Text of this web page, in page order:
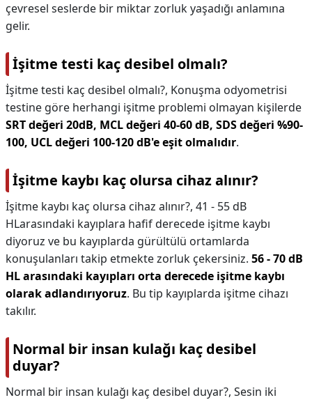
çevresel seslerde bir miktar zorluk yaşadığı anlamına
gelir.
İşitme testi kaç desibel olmalı?
İşitme testi kaç desibel olmalı?, Konuşma odyometrisi
testine göre herhangi işitme problemi olmayan kişilerde
SRT değeri 20dB, MCL değeri 40-60 dB, SDS değeri %90-
100, UCL değeri 100-120 dB'e eşit olmalıdır.
İşitme kaybı kaç olursa cihaz alınır?
İşitme kaybı kaç olursa cihaz alınır?, 41 - 55 dB
HLarasındaki kayıplara hafif derecede işitme kaybı
diyoruz ve bu kayıplarda gürültülü ortamlarda
konuşulanları takip etmekte zorluk çekersiniz. 56 - 70 dB
HL arasındaki kayıpları orta derecede işitme kaybı
olarak adlandırıyoruz. Bu tip kayıplarda işitme cihazı
takılır.
Normal bir insan kulağı kaç desibel
duyar?
Normal bir insan kulağı kaç desibel duyar?, Sesin iki